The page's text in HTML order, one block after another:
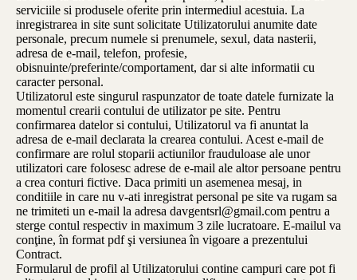
serviciile si produsele oferite prin intermediul acestuia. La
inregistrarea in site sunt solicitate Utilizatorului anumite date
personale, precum numele si prenumele, sexul, data nasterii,
adresa de e-mail, telefon, profesie,
obisnuinte/preferinte/comportament, dar si alte informatii cu
caracter personal.
Utilizatorul este singurul raspunzator de toate datele furnizate la
momentul crearii contului de utilizator pe site. Pentru
confirmarea datelor si contului, Utilizatorul va fi anuntat la
adresa de e-mail declarata la crearea contului. Acest e-mail de
confirmare are rolul stoparii actiunilor frauduloase ale unor
utilizatori care folosesc adrese de e-mail ale altor persoane pentru
a crea conturi fictive. Daca primiti un asemenea mesaj, in
conditiile in care nu v-ati inregistrat personal pe site va rugam sa
ne trimiteti un e-mail la adresa davgentsrl@gmail.com pentru a
sterge contul respectiv in maximum 3 zile lucratoare. E-mailul va
conţine, în format pdf şi versiunea în vigoare a prezentului
Contract.
Formularul de profil al Utilizatorului contine campuri care pot fi